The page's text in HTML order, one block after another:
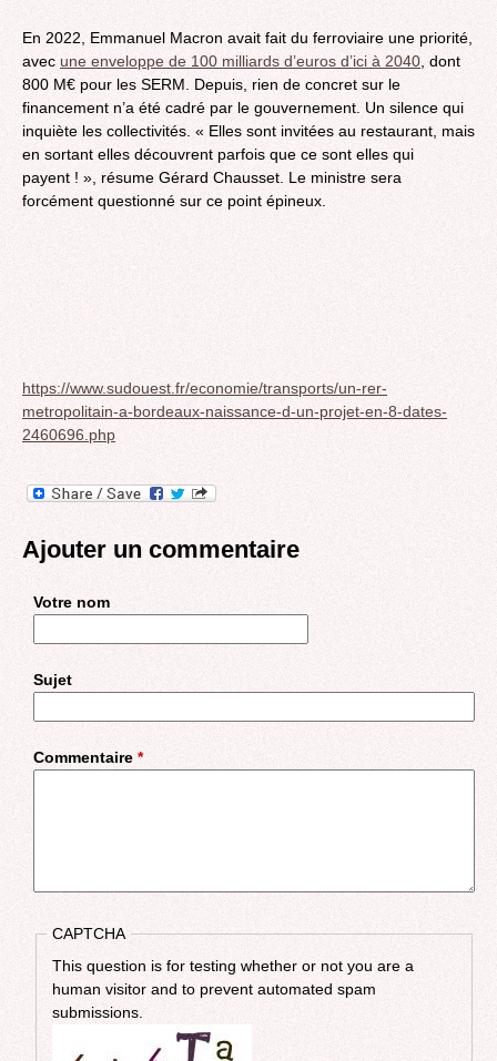
En 2022, Emmanuel Macron avait fait du ferroviaire une priorité,
avec une enveloppe de 100 milliards d’euros d’ici à 2040 , dont
800 M€ pour les SERM. Depuis, rien de concret sur le
financement n’a été cadré par le gouvernement. Un silence qui
inquiète les collectivités. « Elles sont invitées au restaurant, mais
en sortant elles découvrent parfois que ce sont elles qui
payent ! », résume Gérard Chausset. Le ministre sera
forcément questionné sur ce point épineux.
https://www.sudouest.fr/economie/transports/un-rer-
metropolitain-a-bordeaux-naissance-d-un-projet-en-8-dates-
2460696.php
Ajouter un commentaire
Votre nom
Sujet
Commentaire *
CAPTCHA
This question is for testing whether or not you are a
human visitor and to prevent automated spam
submissions.